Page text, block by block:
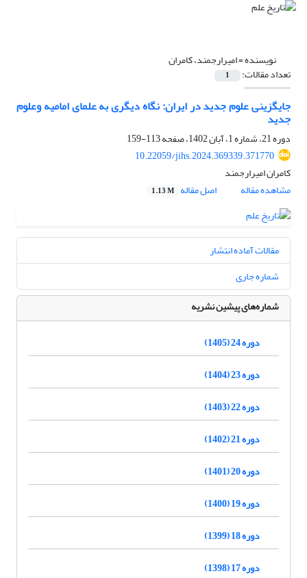
نویسنده =امیرارجمند، کامران
تعداد مقالات: 1
جایگزینی علوم جدید در ایران: نگاه دیگری به علمای امامیه وعلوم
جدید
دوره 21، شماره 1، آبان 1402، صفحه
113-159
10.22059/jihs.2024.369339.371770
کامران امیرارجمند
مشاهده مقاله
اصل مقاله 1.13 M
مقالات آماده انتشار
شماره جاری
شماره‌های پیشین نشریه
دوره 24 (1405)
دوره 23 (1404)
دوره 22 (1403)
دوره 21 (1402)
دوره 20 (1401)
دوره 19 (1400)
دوره 18 (1399)
دوره 17 (1398)